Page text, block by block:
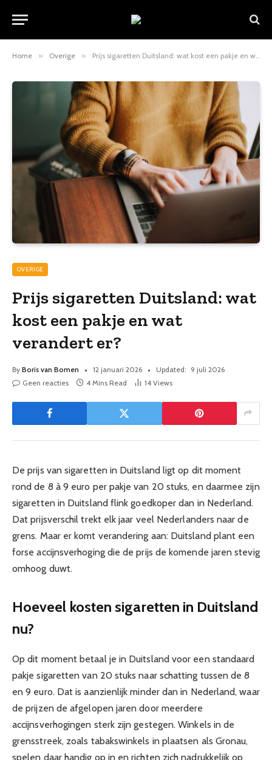
Home » Overige » Prijs sigaretten Duitsland: wat kost een pakje en wat verandert er?
OVERIGE
Prijs sigaretten Duitsland: wat
kost een pakje en wat
verandert er?
By Boris van Bomen 12 januari 2026 Updated: 9 juli 2026
Geen reacties
4 Mins Read 14 Views
De prijs van sigaretten in Duitsland ligt op dit moment
rond de 8 à 9 euro per pakje van 20 stuks, en daarmee zijn
sigaretten in Duitsland flink goedkoper dan in Nederland.
Dat prijsverschil trekt elk jaar veel Nederlanders naar de
grens. Maar er komt verandering aan: Duitsland plant een
forse accijnsverhoging die de prijs de komende jaren stevig
omhoog duwt.
Hoeveel kosten sigaretten in Duitsland
nu?
Op dit moment betaal je in Duitsland voor een standaard
pakje sigaretten van 20 stuks naar schatting tussen de 8
en 9 euro. Dat is aanzienlijk minder dan in Nederland, waar
de prijzen de afgelopen jaren door meerdere
accijnsverhogingen sterk zijn gestegen. Winkels in de
grensstreek, zoals tabakswinkels in plaatsen als Gronau,
spelen daar handig op in en richten zich nadrukkelijk op